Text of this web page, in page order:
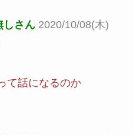
しさん 2020/10/08(木)
て話になるのか